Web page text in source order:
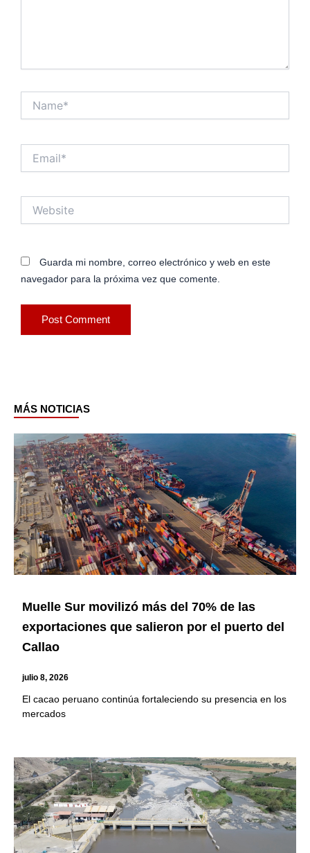
Guarda mi nombre, correo electrónico y web en este
navegador para la próxima vez que comente.
MÁS NOTICIAS
Muelle Sur movilizó más del 70% de las
exportaciones que salieron por el puerto del
Callao
julio 8, 2026
El cacao peruano continúa fortaleciendo su presencia en los
mercados
PagePage